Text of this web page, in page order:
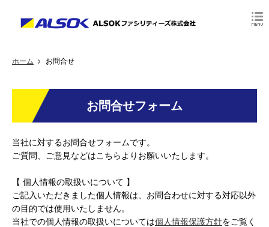
ホーム お問合せ
お問合せフォーム
当社に対するお問合せフォームです。
ご質問、ご意見などはこちらよりお願いいたします。
【 個人情報の取扱いについて 】
ご記入いただきました個人情報は、お問合わせに対する対応以外
の目的では使用いたしません。
当社での個人情報の取扱いについては個人情報保護方針をご覧く